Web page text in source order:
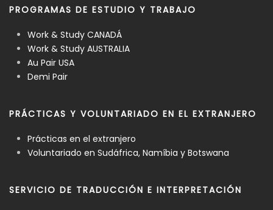
PROGRAMAS DE ESTUDIO Y TRABAJO
Work & Study CANADÁ
Work & Study AUSTRALIA
Au Pair USA
Demi Pair
PRÁCTICAS Y VOLUNTARIADO EN EL EXTRANJERO
Prácticas en el extranjero
Voluntariado en Sudáfrica, Namíbia y Botswana
SERVICIO DE TRADUCCIÓN E INTERPRETACIÓN